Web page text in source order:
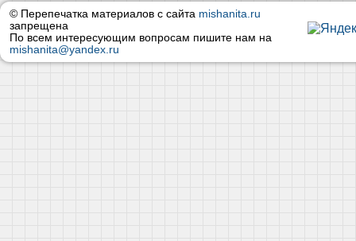
© Перепечатка материалов с сайта mishanita.ru
запрещена
По всем интересующим вопросам пишите нам на
mishanita@yandex.ru